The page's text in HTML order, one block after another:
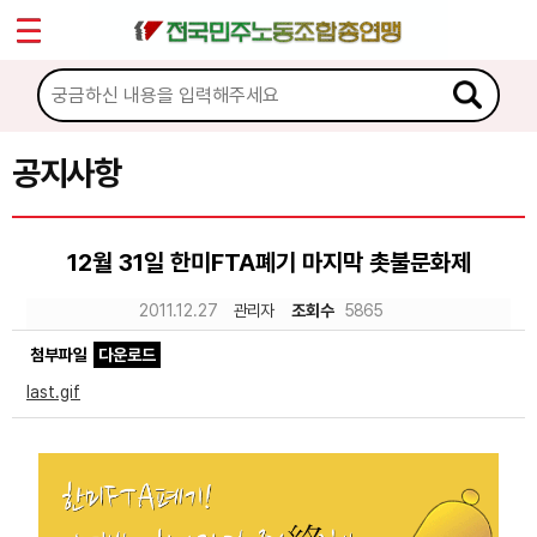
공지사항
12월 31일 한미FTA폐기 마지막 촛불문화제
2011.12.27 관리자 조회수 5865
첨부파일
다운로드
last.gif
마이페이지
소개
소식
공지사항
성명·보도
노동상담
자료
부설기관
Sketchbook5, 스케치북5
Sketchbook5, 스케치북5